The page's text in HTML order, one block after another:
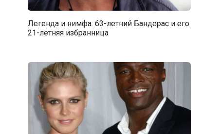
Легенда и нимфа: 63-летний Бандерас и его
21-летняя избранница